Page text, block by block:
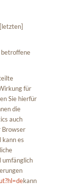
für
Sie hierfür
die
auch
Browser
kann es
umfänglich
kann